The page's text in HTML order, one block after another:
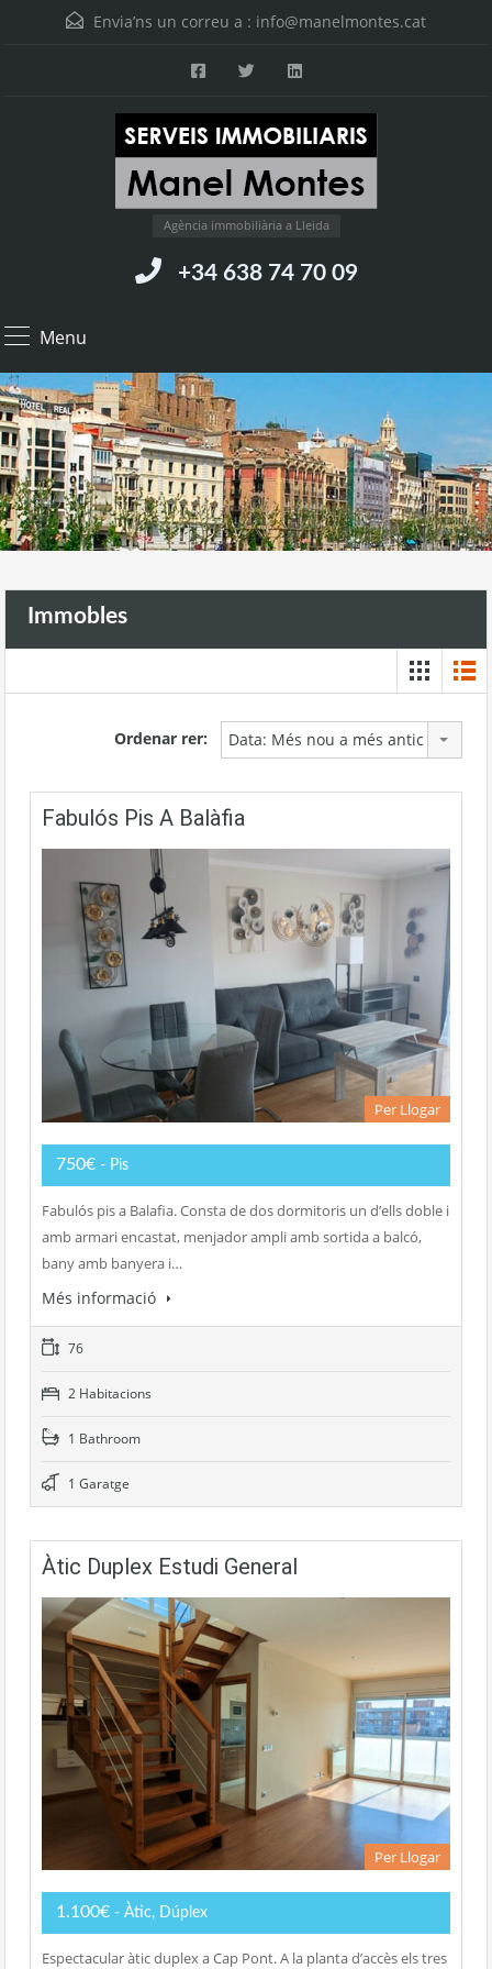
Envia’ns un correu a : info@manelmontes.cat
Agència immobiliària a Lleida
+34 638 74 70 09
Menu
Immobles
Ordenar rer: Data: Més nou a més antic
Fabulós Pis A Balàfia
Per Llogar
750€ - Pis
Fabulós pis a Balafia. Consta de dos dormitoris un d’ells doble i
amb armari encastat, menjador ampli amb sortida a balcó,
bany amb banyera i…
Més informació
76
2 Habitacions
1 Bathroom
1 Garatge
Àtic Duplex Estudi General
Per Llogar
1.100€ - Àtic, Dúplex
Espectacular àtic duplex a Cap Pont. A la planta d’accès els tres